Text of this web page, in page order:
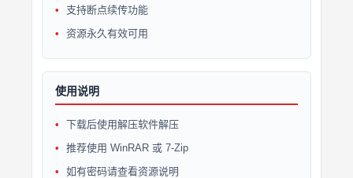
支持断点续传功能
资源永久有效可用
使用说明
下载后使用解压软件解压
推荐使用 WinRAR 或 7-Zip
如有密码请查看资源说明